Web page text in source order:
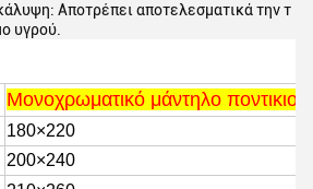
Αποτρέπει αποτελεσματικά την τ
υγρού.
Μονοχρωματικό μάντηλο ποντικιού
180×220
200×240